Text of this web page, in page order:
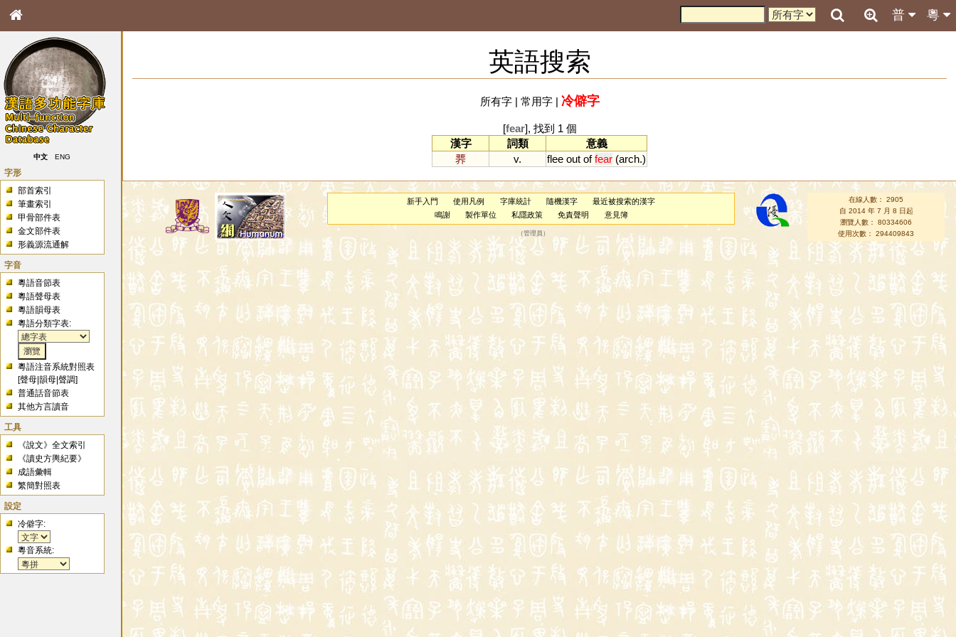
粵
普
中文 ENG
字形
部首索引
筆畫索引
甲骨部件表
金文部件表
形義源流通解
字音
粵語音節表
粵語聲母表
粵語韻母表
粵語分類字表:
粵語注音系統對照表
[聲母 |韻母 |聲調]
普通話音節表
其他方言讀音
工具
《說文》全文索引
《讀史方輿紀要》
成語彙輯
繁簡對照表
設定
冷僻字:
粵音系統:
英語搜索
所有字| 常用字| 冷僻字
[fear], 找到 1 個
漢字
詞類
意義
臩
v. flee out of fear (arch.)
新手入門 使用凡例 字庫統計 隨機漢字
最近被搜索的漢字
鳴謝
製作單位 私隱政策 免責聲明 意見簿
（管理員 ）
在線人數： 2905
自 2014 年 7 月 8 日起
瀏覽人數： 80334606
使用次數： 294409843